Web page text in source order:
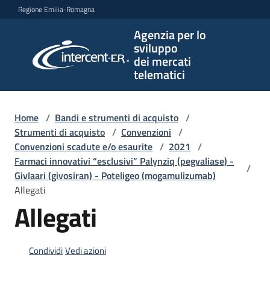
Vai al contenuto
Vai alla navigazione
Vai al footer
Regione Emilia-Romagna
Agenzia per lo
sviluppo
dei mercati
telematici
per lo
sviluppo
telematici
L'Agenzia
Bandi
strumenti
Home / Bandi e strumenti di acquisto /
Strumenti di acquisto / Convenzioni /
Convenzioni scadute e/o esaurite / 2021 /
Farmaci innovativi “esclusivi” Palynziq (pegvaliase) -
Givlaari (givosiran) - Poteligeo (mogamulizumab)
/
Allegati
Allegati
CondividiVedi azioni